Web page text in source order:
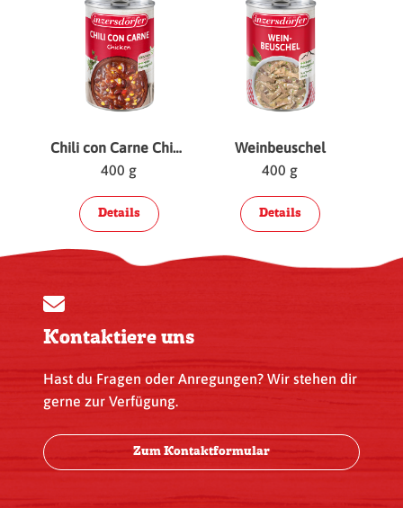
Chili con Carne Chicken
400 g
Details
Weinbeuschel
400 g
Details
Kontaktiere uns
Hast du Fragen oder Anregungen? Wir stehen dir
gerne zur Verfügung.
Zum Kontaktformular